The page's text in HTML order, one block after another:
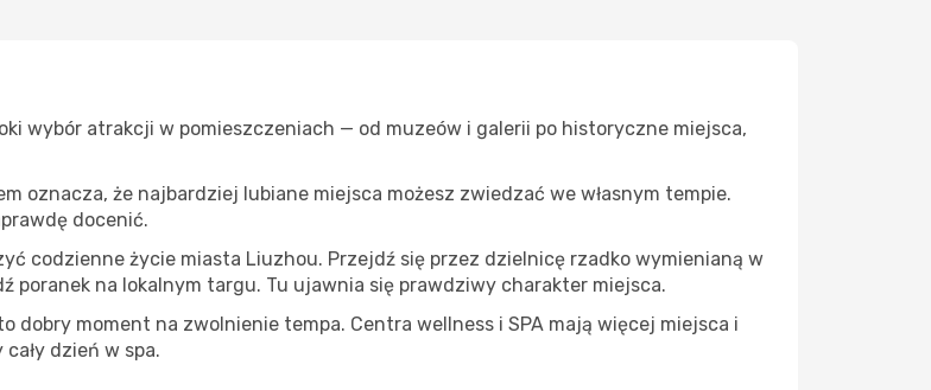
wybór atrakcji w pomieszczeniach — od muzeów i galerii po historyczne miejsca,
oznacza, że najbardziej lubiane miejsca możesz zwiedzać we własnym tempie.
docenić.
codzienne życie miasta Liuzhou. Przejdź się przez dzielnicę rzadko wymienianą w
poranek na lokalnym targu. Tu ujawnia się prawdziwy charakter miejsca.
dobry moment na zwolnienie tempa. Centra wellness i SPA mają więcej miejsca i
dzień w spa.